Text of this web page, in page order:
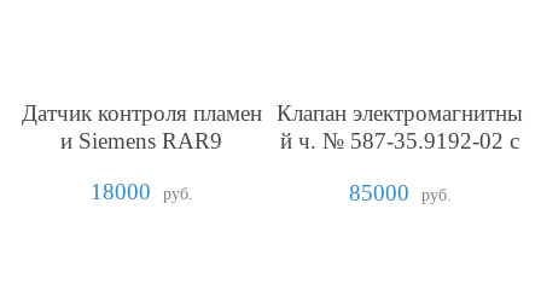
Датчик контроля пламен
и Siemens RAR9
18000
руб.
Клапан электромагнитны
й ч. № 587-35.9192-02 с
85000
руб.